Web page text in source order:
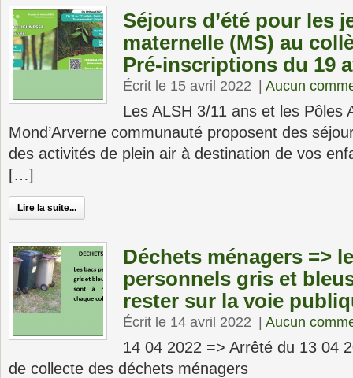
Séjours d’été pour les
maternelle (MS) au
Pré-inscriptions du 19
Écrit le 15 avril 2022 Aucun
Les ALSH 3/11 ans et les Pôles
Mond’Arverne communauté proposent des
des activités de plein air à destination de vos
[…]
Lire la suite...
Déchets ménagers =>
personnels gris et
rester sur la voie
Écrit le 14 avril 2022 Aucun
14 04 2022 => Arrêté du 13 04
de collecte des déchets ménagers